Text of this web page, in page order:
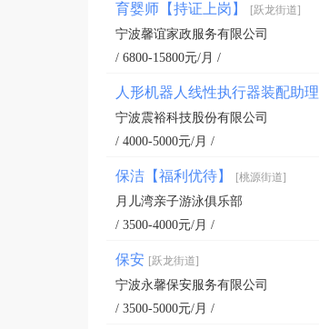
育婴师【持证上岗】 [跃龙街道]
宁波馨谊家政服务有限公司
/ 6800-15800元/月 /
人形机器人线性执行器装配助理
宁波震裕科技股份有限公司
/ 4000-5000元/月 /
保洁【福利优待】 [桃源街道]
月儿湾亲子游泳俱乐部
/ 3500-4000元/月 /
保安 [跃龙街道]
宁波永馨保安服务有限公司
/ 3500-5000元/月 /